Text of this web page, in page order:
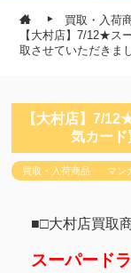
買取・入荷
【大村店】7/12★ス
取させていただきま
【大村店】7/
気カー
買取・入荷商品 マン
■□大村店買取
スーパード